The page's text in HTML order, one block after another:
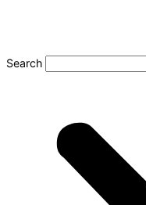
Search